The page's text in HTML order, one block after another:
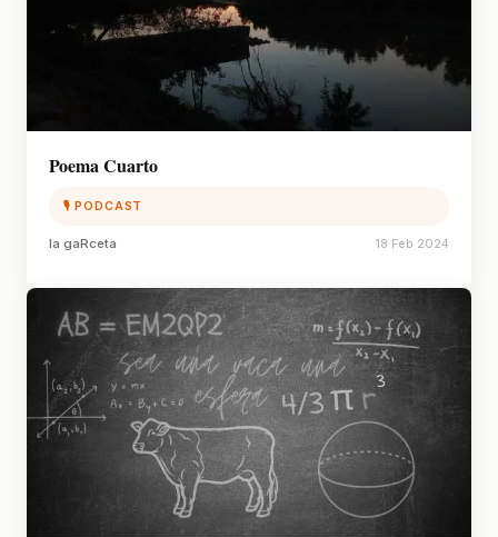
Poema Cuarto
🎙 PODCAST
la gaRceta 18 Feb 2024